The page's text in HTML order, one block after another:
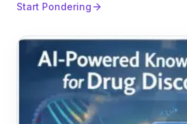
Start Pondering